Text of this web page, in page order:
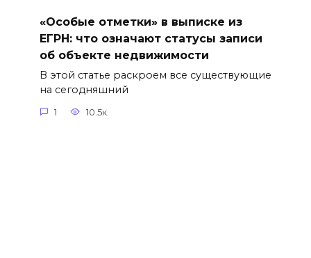
«Особые отметки» в выписке из
ЕГРН: что означают статусы записи
об объекте недвижимости
В этой статье раскроем все существующие
на сегодняшний
1 10.5к.